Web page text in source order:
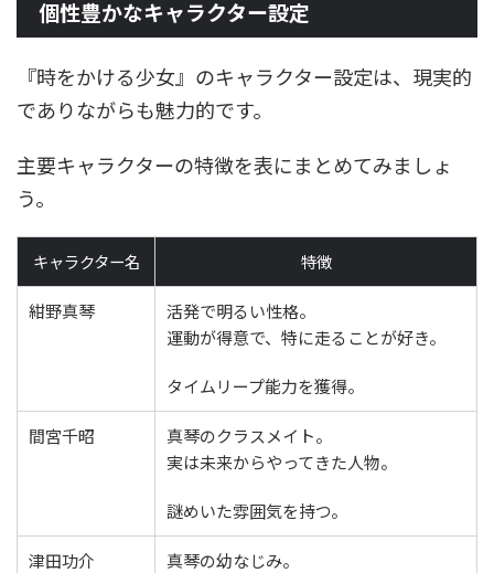
個性豊かなキャラクター設定
『時をかける少女』のキャラクター設定は、現実的
でありながらも魅力的です。
主要キャラクターの特徴を表にまとめてみましょ
う。
キャラクター名 特徴
紺野真琴
活発で明るい性格。
運動が得意で、特に走ることが好き。
タイムリープ能力を獲得。
間宮千昭
真琴のクラスメイト。
実は未来からやってきた人物。
謎めいた雰囲気を持つ。
津田功介
真琴の幼なじみ。